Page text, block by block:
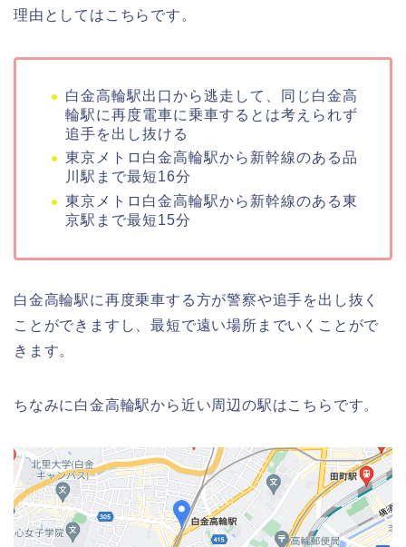
理由としてはこちらです。
白金高輪駅出口から逃走して、同じ白金高
輪駅に再度電車に乗車するとは考えられず
追手を出し抜ける
東京メトロ白金高輪駅から新幹線のある品
川駅まで最短16分
東京メトロ白金高輪駅から新幹線のある東
京駅まで最短15分
白金高輪駅に再度乗車する方が警察や追手を出し抜く
ことができますし、最短で遠い場所までいくことがで
きます。
ちなみに白金高輪駅から近い周辺の駅はこちらです。